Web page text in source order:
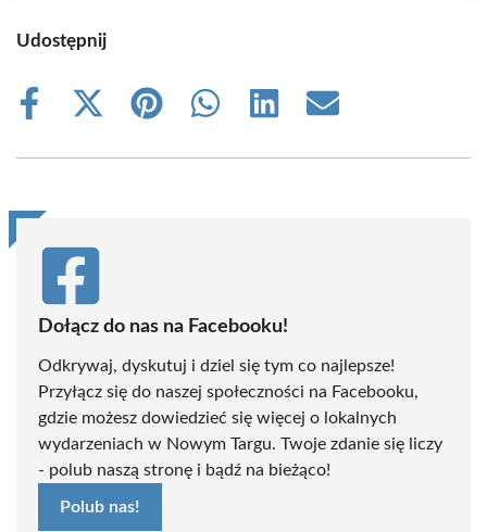
Udostępnij
Share
Share
(Twitter)
Share
Share
Share
Share
Dołącz do nas na Facebooku!
Odkrywaj, dyskutuj i dziel się tym co najlepsze!
Przyłącz się do naszej społeczności na Facebooku,
gdzie możesz dowiedzieć się więcej o lokalnych
wydarzeniach w Nowym Targu. Twoje zdanie się liczy
- polub naszą stronę i bądź na bieżąco!
Polub nas!